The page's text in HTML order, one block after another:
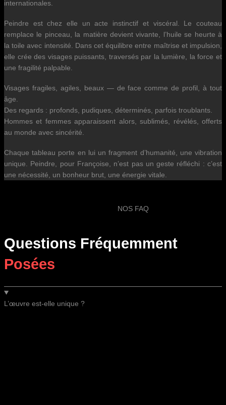
internationales.
Peindre est chez elle un acte instinctif et viscéral. Le couteau
remplace le pinceau, la matière devient vivante, l’huile se heurte à
la toile avec intensité. Dans cet équilibre entre maîtrise et impulsion,
elle crée des visages puissants, traversés par la lumière, la force et
une fragilité palpable.
Visages fragiles, agiles, beaux — de face comme de profil, à tout
âge.
Des regards : profonds, pudiques, déterminés, parfois troublants.
Hommes et femmes apparaissent alors, sublimés, révélés, offerts
au monde avec sincérité.
Chaque tableau porte en lui un fragment d’humanité, une vibration
unique. Peindre, pour Françoise, n’est pas un geste réfléchi : c’est
une nécessité, un bonheur brut, une énergie vitale.
NOS FAQ
Questions Fréquemment
Posées
L’œuvre est-elle unique ?